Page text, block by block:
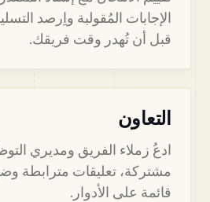
الإجابات المُقولبة واِرصد
قبل أن تُهدر وقت فريقك.
التعاون
مشتركة، تعليقات مترابطة
قائمة على الأدوار.